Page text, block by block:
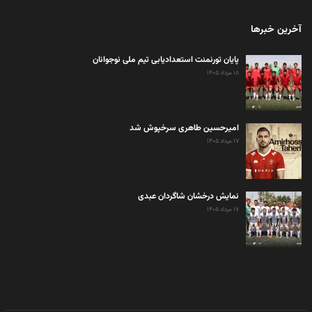
آخرین خبرها
پایان تورنمنت استعدادیابی تیم ملی نوجوانان
۱۸ مرداد ۱۴۰۵
امیرحسین طاهری سرخپوش شد
۱۷ مرداد ۱۴۰۵
نمایش درخشان شاگردان عبدی
۱۷ مرداد ۱۴۰۵